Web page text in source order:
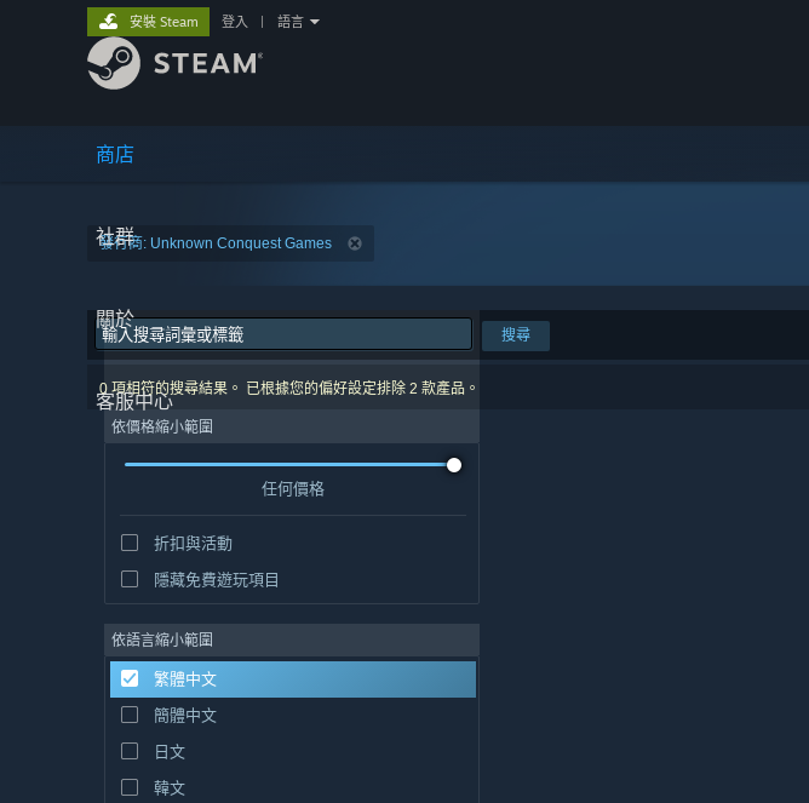
商店
社群
關於
客服中心
安裝 Steam 登入 語言
發行商: Unknown Conquest Games
搜尋
0 項相符的搜尋結果。 已根據您的偏好設定排除 2 款產品。
依價格縮小範圍
任何價格
折扣與活動
隱藏免費遊玩項目
依語言縮小範圍
繁體中文
簡體中文
日文
韓文